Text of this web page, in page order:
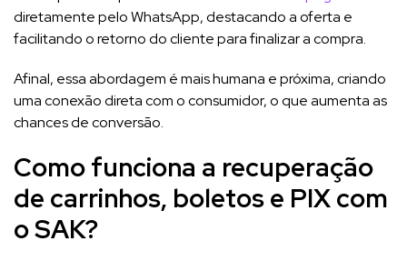
diretamente pelo WhatsApp, destacando a oferta e
facilitando o retorno do cliente para finalizar a compra.
Afinal, essa abordagem é mais humana e próxima, criando
uma conexão direta com o consumidor, o que aumenta as
chances de conversão.
Como funciona a recuperação
de carrinhos, boletos e PIX com
o SAK?